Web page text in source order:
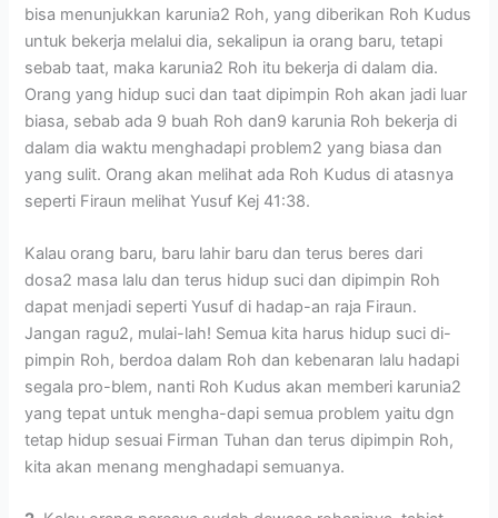
bisa menunjukkan karunia2 Roh, yang diberikan Roh Kudus
untuk bekerja melalui dia, sekalipun ia orang baru, tetapi
sebab taat, maka karunia2 Roh itu bekerja di dalam dia.
Orang yang hidup suci dan taat dipimpin Roh akan jadi luar
biasa, sebab ada 9 buah Roh dan9 karunia Roh bekerja di
dalam dia waktu menghadapi problem2 yang biasa dan
yang sulit. Orang akan melihat ada Roh Kudus di atasnya
seperti Firaun melihat Yusuf Kej 41:38.
Kalau orang baru, baru lahir baru dan terus beres dari
dosa2 masa lalu dan terus hidup suci dan dipimpin Roh
dapat menjadi seperti Yusuf di hadap-an raja Firaun.
Jangan ragu2, mulai-lah! Semua kita harus hidup suci di-
pimpin Roh, berdoa dalam Roh dan kebenaran lalu hadapi
segala pro-blem, nanti Roh Kudus akan memberi karunia2
yang tepat untuk mengha-dapi semua problem yaitu dgn
tetap hidup sesuai Firman Tuhan dan terus dipimpin Roh,
kita akan menang menghadapi semuanya.